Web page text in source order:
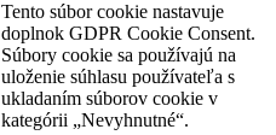
Tento súbor cookie nastavuje
doplnok GDPR Cookie Consent.
Súbory cookie sa používajú na
uloženie súhlasu používateľa s
ukladaním súborov cookie v
kategórii „Nevyhnutné“.